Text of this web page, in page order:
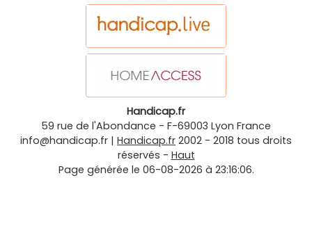
Handicap.fr
59 rue de l'Abondance - F-69003 Lyon France
info@handicap.fr | Handicap.fr 2002 - 2018 tous droits
réservés - Haut
Page générée le 06-08-2026 à 23:16:06.